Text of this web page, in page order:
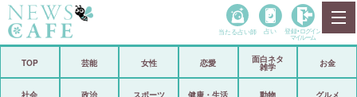
政治
当たる占い師 占い 登録• ログイン
マイルーム
TOP 芸能 女性 恋愛
面白ネタ
雑学
お金
社会 政治 スポーツ 健康・生活 動物 グルメ